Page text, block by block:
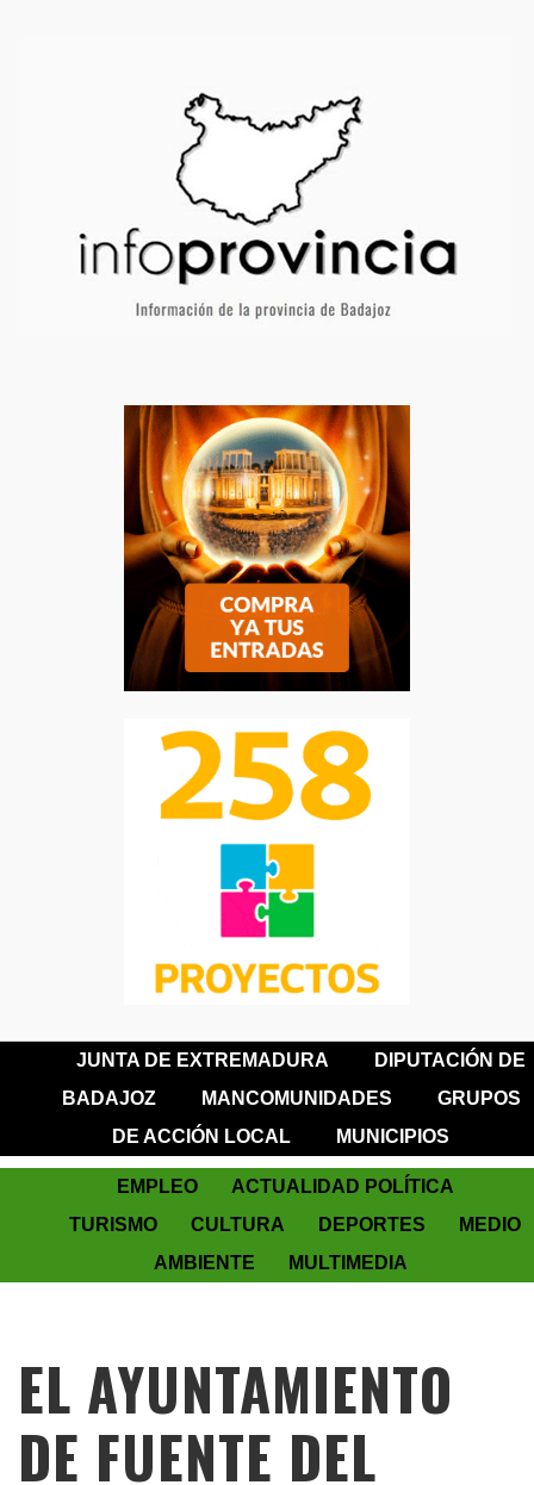
JUNTA DE EXTREMADURA
DIPUTACIÓN DE
BADAJOZ
MANCOMUNIDADES
GRUPOS
DE ACCIÓN LOCAL
MUNICIPIOS
EMPLEO
ACTUALIDAD POLÍTICA
TURISMO
CULTURA DEPORTES
MEDIO
AMBIENTE
MULTIMEDIA
EL AYUNTAMIENTO
DE FUENTE DEL